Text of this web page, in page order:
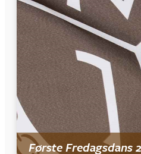
Første Fredagsdans